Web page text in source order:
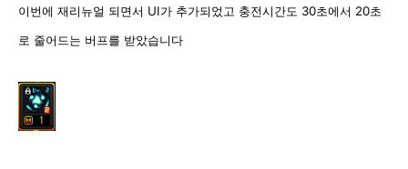
이번에 재리뉴얼 되면서 UI가 추가되었고 충전시간도 30초에서 20초
로 줄어드는 버프를 받았습니다